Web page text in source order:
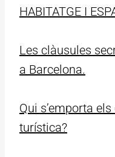
HABITATGE I
Les clàusules
a Barcelona.
Qui s’emporta
turística?